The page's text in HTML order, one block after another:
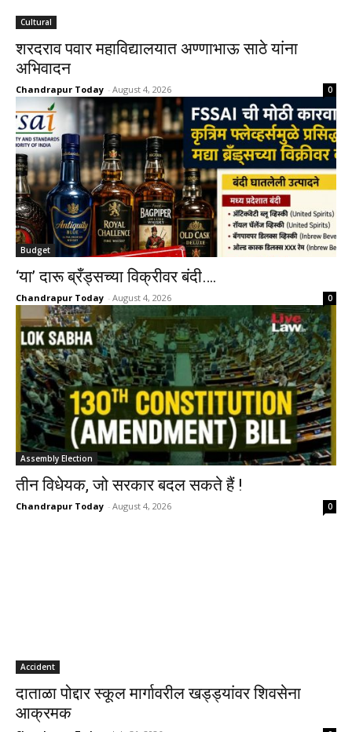
Cultural
शरदराव पवार महाविद्यालयात अण्णाभाऊ साठे यांना
अभिवादन
Chandrapur Today - August 4, 2026 0
Budget
‘या’ दारू ब्रँड्सच्या विक्रीवर बंदी….
Chandrapur Today - August 4, 2026 0
Assembly Election
तीन विधेयक, जो सरकार बदल सकते हैं !
Chandrapur Today - August 4, 2026 0
Accident
दाताळा पोद्दार स्कूल मार्गावरील खड्ड्यांवर शिवसेना
आक्रमक